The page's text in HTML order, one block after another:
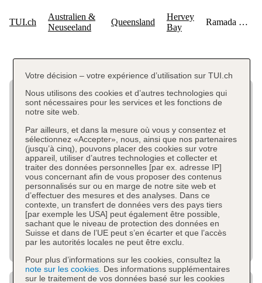
Votre décision – votre expérience d’utilisation sur TUI.ch
Nous utilisons des cookies et d’autres technologies qui
sont nécessaires pour les services et les fonctions de
notre site web.
Par ailleurs, et dans la mesure où vous y consentez et
sélectionnez «Accepter», nous, ainsi que nos partenaires
(jusqu’à cinq), pouvons placer des cookies sur votre
appareil, utiliser d’autres technologies et collecter et
traiter des données personnelles [par ex. adresse IP]
vous concernant afin de vous proposer des contenus
personnalisés sur ou en marge de notre site web et
d’effectuer des mesures et des analyses. Dans ce
contexte, un transfert de données vers des pays tiers
[par exemple les USA] peut également être possible,
sachant que le niveau de protection des données en
Suisse et dans de l’UE peut s’en écarter et que l’accès
par les autorités locales ne peut être exclu.
Pour plus d’informations sur les cookies, consultez la
note sur les cookies. Des informations supplémentaires
sur le traitement de vos données basé sur les cookies